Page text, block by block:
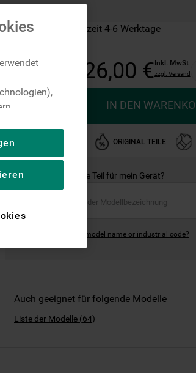
Auf Lager: Lieferzeit 4-6 Werktage
26,00 €Inkl. MwSt
zzgl. Versand
IN DEN
ORIGINAL TEILE
Ist dies das richtige Teil für mein Gerät?
Where can I find the model name or industrial code?
Auch geeignet für folgende Modelle
Liste der Modelle (64)
Website
zu
der
und auf
LLC –